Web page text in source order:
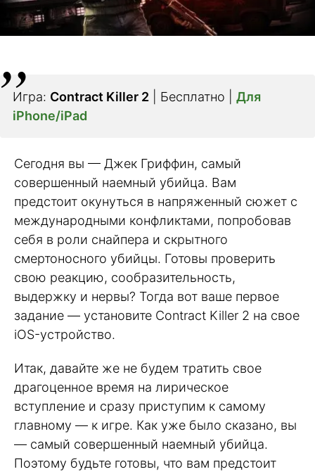
Игра: Contract Killer 2 | Бесплатно | Для
iPhone/iPad
Сегодня вы — Джек Гриффин, самый
совершенный наемный убийца. Вам
предстоит окунуться в напряженный сюжет с
международными конфликтами, попробовав
себя в роли снайпера и скрытного
смертоносного убийцы. Готовы проверить
свою реакцию, сообразительность,
выдержку и нервы? Тогда вот ваше первое
задание — установите Contract Killer 2 на свое
iOS-устройство.
Итак, давайте же не будем тратить свое
драгоценное время на лирическое
вступление и сразу приступим к самому
главному — к игре. Как уже было сказано, вы
— самый совершенный наемный убийца.
Поэтому будьте готовы, что вам предстоит